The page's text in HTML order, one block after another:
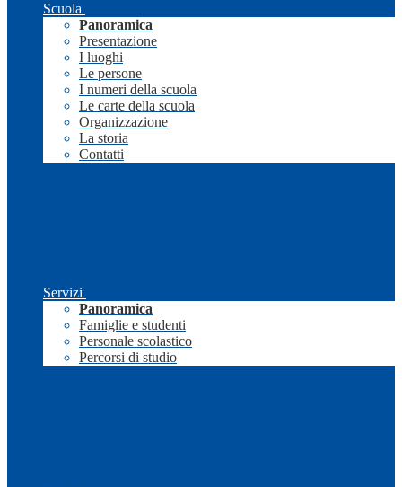
Scuola
Panoramica
Presentazione
I luoghi
Le persone
I numeri della scuola
Le carte della scuola
Organizzazione
La storia
Contatti
Servizi
Panoramica
Famiglie e studenti
Personale scolastico
Percorsi di studio